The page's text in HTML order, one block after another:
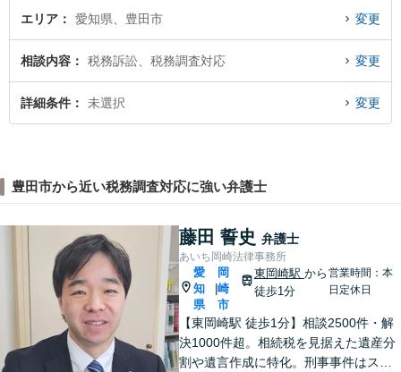
エリア 愛知県、豊田市 変更
相談内容 税務訴訟、税務調査対応 変更
詳細条件 未選択 変更
豊田市から近い税務調査対応に強い弁護士
藤田 誓史 弁護士
あいち岡崎法律事務所
愛
知
県
|
岡
崎
市
東岡崎駅 から
徒歩1分
営業時間：本
日定休日
【東岡崎駅 徒歩1分】相談2500件・解
決1000件超。相続税を見据えた遺産分
割や遺言作成に特化。刑事事件はスピ